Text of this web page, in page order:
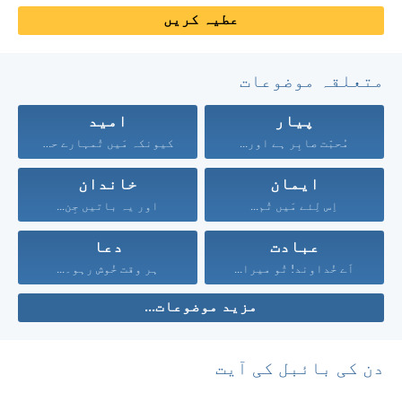
عطیہ کریں
متعلقہ موضوعات
پیار
مُحبّت صابِر ہے اور...
امید
ایمان
اِس لِئے مَیں تُم...
خاندان
اور یہ باتیں جِن...
عبادت
اَے خُداوند! تُو میرا...
دعا
ہر وقت خُوش رہو۔...
مزید موضوعات...
دن کی بائبل کی آیت